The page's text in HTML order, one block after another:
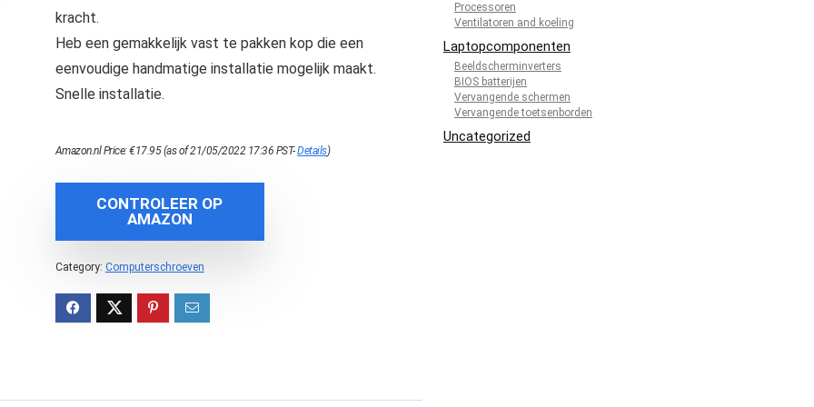
kracht.
Heb een gemakkelijk vast te pakken kop die een
eenvoudige handmatige installatie mogelijk maakt.
Snelle installatie.
Amazon.nl Price:€17.95(as of 21/05/2022 17:36 PST-Details)
CONTROLEER OP
AMAZON
Category: Computerschroeven
Processoren
Ventilatoren and koeling
Laptopcomponenten
Beeldscherminverters
BIOS batterijen
Vervangende schermen
Vervangende toetsenborden
Uncategorized